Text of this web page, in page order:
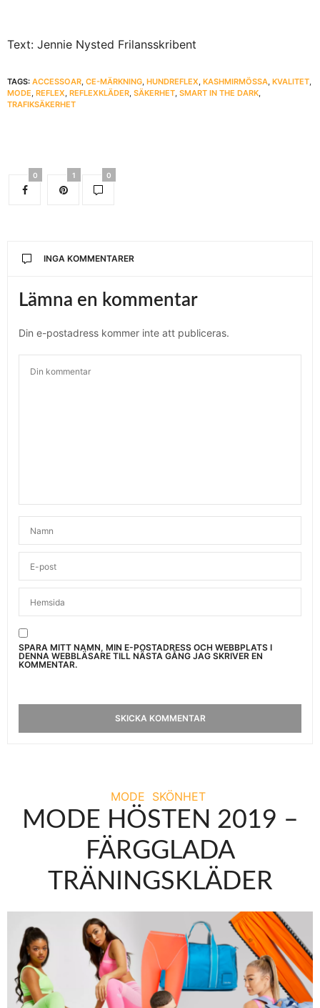
Text: Jennie Nysted Frilansskribent
TAGS: ACCESSOAR, CE-MÄRKNING, HUNDREFLEX, KASHMIRMÖSSA, KVALITET,
MODE, REFLEX, REFLEXKLÄDER, SÄKERHET, SMART IN THE DARK,
TRAFIKSÄKERHET
0 1 0
INGA KOMMENTARER
Lämna en kommentar
Din e-postadress kommer inte att publiceras.
SPARA MITT NAMN, MIN E-POSTADRESS OCH WEBBPLATS I
DENNA WEBBLÄSARE TILL NÄSTA GÅNG JAG SKRIVER EN
KOMMENTAR.
MODE SKÖNHET
MODE HÖSTEN 2019 –
FÄRGGLADA
TRÄNINGSKLÄDER